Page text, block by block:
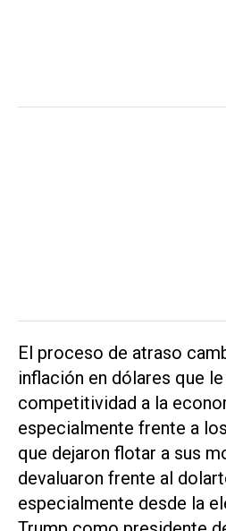
El proceso de atraso
inflación en dólares que
competitividad a la
especialmente frente a
que dejaron flotar a sus
devaluaron frente al
especialmente desde la